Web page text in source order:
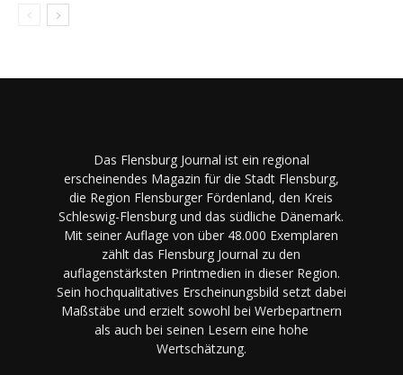
Das Flensburg Journal ist ein regional
erscheinendes Magazin für die Stadt Flensburg,
die Region Flensburger Fördenland, den Kreis
Schleswig-Flensburg und das südliche Dänemark.
Mit seiner Auflage von über 48.000 Exemplaren
zählt das Flensburg Journal zu den
auflagenstärksten Printmedien in dieser Region.
Sein hochqualitatives Erscheinungsbild setzt dabei
Maßstäbe und erzielt sowohl bei Werbepartnern
als auch bei seinen Lesern eine hohe
Wertschätzung.